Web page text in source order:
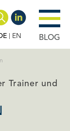
EN BLOG
Trainer und